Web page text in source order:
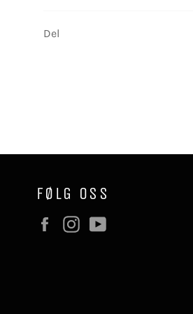
Del
FØLG OSS
FacebookInstagram